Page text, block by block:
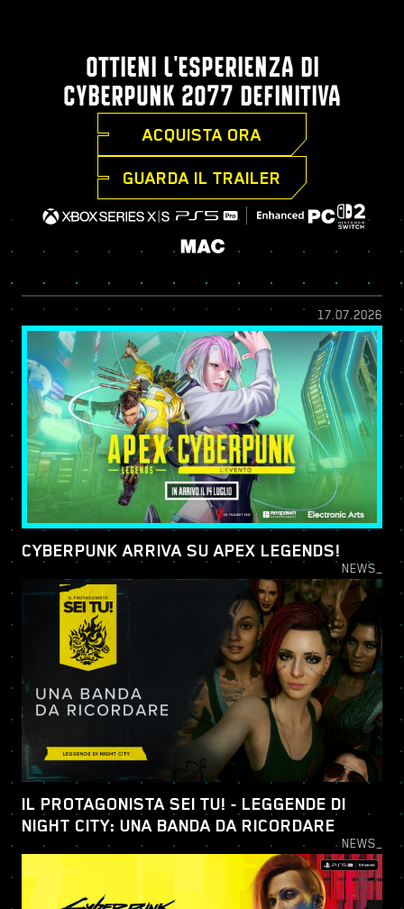
OTTIENI L'ESPERIENZA DI
CYBERPUNK 2077 DEFINITIVA
ACQUISTA ORA
GUARDA IL TRAILER
17.07.2026
CYBERPUNK ARRIVA SU APEX LEGENDS!
NEWS_
IL PROTAGONISTA SEI TU! - LEGGENDE DI
NIGHT CITY: UNA BANDA DA RICORDARE
NEWS_